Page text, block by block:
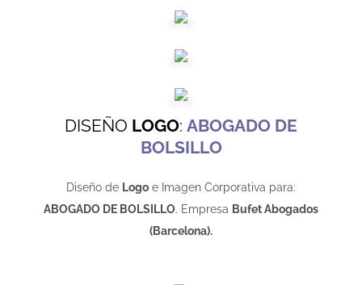
DISEÑO LOGO: ABOGADO DE
BOLSILLO
Diseño de Logo e Imagen Corporativa para:
ABOGADO DE BOLSILLO. Empresa Bufet Abogados
(Barcelona).